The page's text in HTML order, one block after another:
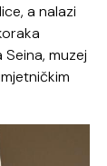
a nalazi
muzej